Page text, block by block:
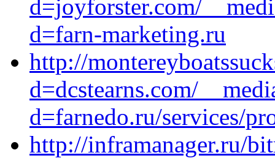
d=joyforster.com/
d=farn-marketing.ru
http://
d=dcstearns.com/
d=farnedo.ru/services/
http://inframanager.ru/